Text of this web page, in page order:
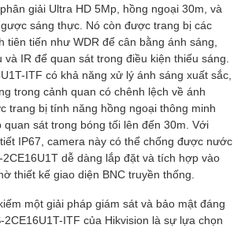
giải Ultra HD 5Mp, hồng ngoại 30m, và
sáng thực. Nó còn được trang bị các
tiên tiến như WDR để cân bằng ánh sáng,
và IR để quan sát trong điều kiện thiếu sáng.
ITF có khả năng xử lý ánh sáng xuất sắc,
trong cảnh quan có chênh lệch về ánh
trang bị tính năng hồng ngoại thông minh
quan sát trong bóng tối lên đến 30m. Với
IP67, camera này có thể chống được nước
dễ dàng lắp đặt và tích hợp vào
thiết kế giao diện BNC truyền thống.
một giải pháp giám sát và bảo mật đáng
2CE16U1T-ITF của Hikvision là sự lựa chọn